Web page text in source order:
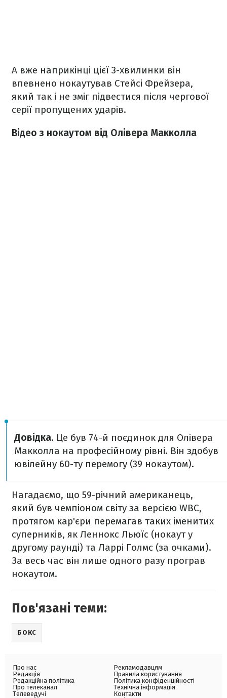
А вже наприкінці цієї 3-хвилинки він
впевнено нокаутував Стейсі Фрейзера,
який так і не зміг підвестися після чергової
серії пропущених ударів.
Відео з нокаутом від Олівера Макколла
Довідка. Це був 74-й поєдинок для Олівера
Макколла на професійному рівні. Він здобув
ювілейну 60-ту перемогу (39 нокаутом).
Нагадаємо, що 59-річний американець,
який був чемпіоном світу за версією WBC,
протягом кар'єри перемагав таких іменитих
суперників, як Леннокс Льюїс (нокаут у
другому раунді) та Ларрі Голмс (за очками).
За весь час він лише одного разу програв
нокаутом.
Пов'язані теми:
БОКС
Про нас
Редакція
Редакційна політика
Про телеканал
Телеведучі
Рекламодавцям
Правила користування
Політика конфіденційності
Технічна інформація
Контакти